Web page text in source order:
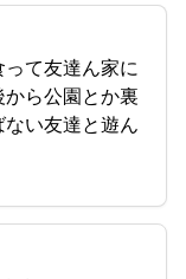
て友達ん家に
ら公園とか裏
い友達と遊ん